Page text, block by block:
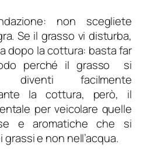
non scegliete
Se il grasso vi disturba,
dopo la cottura: basta far
perché il grasso si
facilmente
la cottura, però, il
per veicolare quelle
e aromatiche che si
e non nell’acqua.